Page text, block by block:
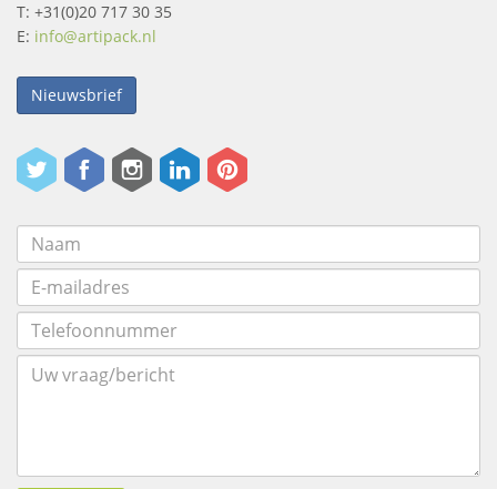
T: +31(0)20 717 30 35
E: info@artipack.nl
Nieuwsbrief